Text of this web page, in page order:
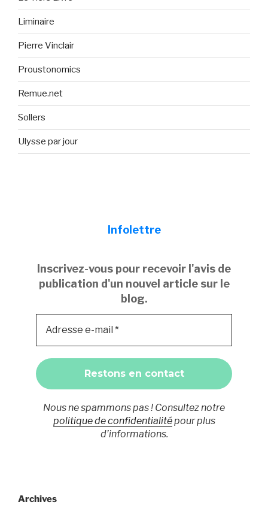
Liminaire
Pierre Vinclair
Proustonomics
Remue.net
Sollers
Ulysse par jour
Infolettre
Inscrivez-vous pour recevoir l'avis de
publication d'un nouvel article sur le
blog.
Nous ne spammons pas ! Consultez notre
politique de confidentialitépour plus
d’informations.
Archives